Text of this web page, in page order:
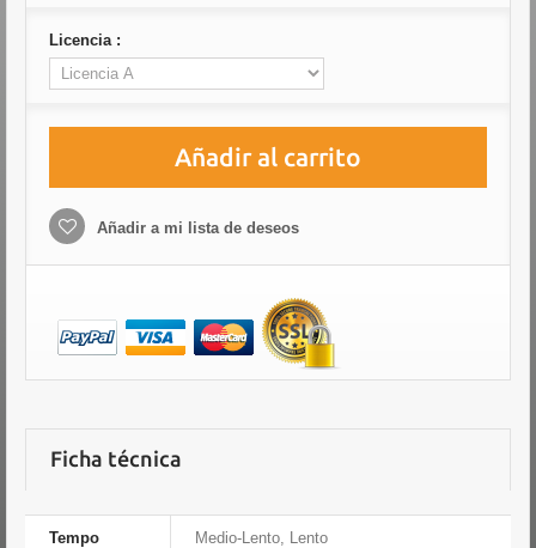
Licencia :
Añadir al carrito
Añadir a mi lista de deseos
Ficha técnica
Tempo Medio-Lento, Lento